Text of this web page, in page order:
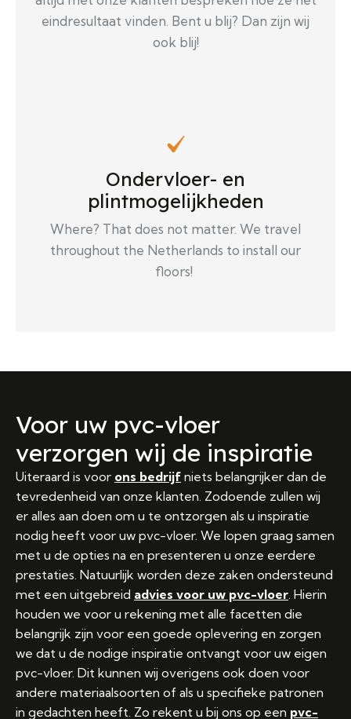
eindresultaat vinden. Bent u blij? Dan zijn wij
ook blij!
Ondervloer- en
plintmogelijkheden
Where? That does not matter. We travel
throughout the Netherlands to install our
floors!
Voor uw pvc-vloer
verzorgen wij de inspiratie
Uiteraard is voor ons bedrijf niets belangrijker dan de
tevredenheid van onze klanten. Zodoende zullen wij
er alles aan doen om u te ontzorgen als u inspiratie
nodig heeft voor uw pvc-vloer. We lopen graag samen
met u de opties na en presenteren u onze eerdere
prestaties. Natuurlijk worden deze zaken ondersteund
met een uitgebreid advies voor uw pvc-vloer. Hierin
houden we voor u rekening met alle facetten die
belangrijk zijn voor een goede oplevering en zorgen
we dat u de nodige inspiratie ontvangt voor uw eigen
pvc-vloer. Dit kunnen wij overigens ook doen voor
andere materiaalsoorten of als u specifieke patronen
in gedachten heeft. Zo rekent u bij ons op een pvc-